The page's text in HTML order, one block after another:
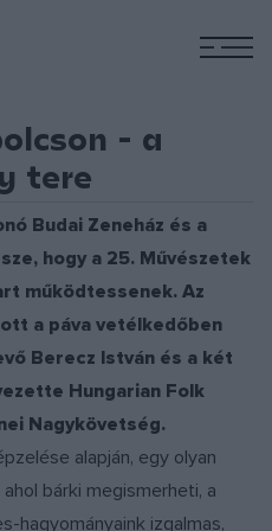
- a
tere
Budai Zeneház és a
hogy a 25. Művészetek
működtessenek. Az
a páva vetélkedőben
Berecz István és a két
Hungarian Folk
Nagykövetség.
alapján, egy olyan
bárki megismerheti, a
hagyományaink izgalmas,